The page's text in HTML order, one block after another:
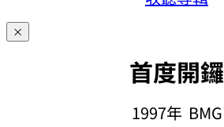
×
首度開鑼
1997年 BMG